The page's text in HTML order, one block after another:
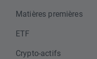
Matières premières
ETF
Crypto-actifs